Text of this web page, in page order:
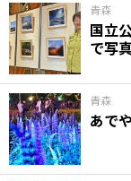
青森
国立
で写
青森
あで